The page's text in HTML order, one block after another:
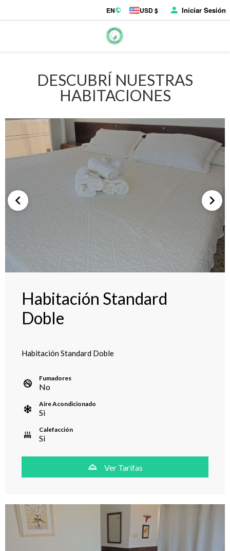
EN USD $ Iniciar Sesión
DESCUBRÍ NUESTRAS
HABITACIONES
Habitación Standard
Doble
Habitación Standard Doble
Fumadores
No
Aire Acondicionado
Si
Calefacción
Si
Ver Tarifas